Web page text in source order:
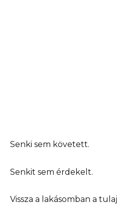
Senki sem követett.
Senkit sem érdekelt.
Vissza a lakásomban a